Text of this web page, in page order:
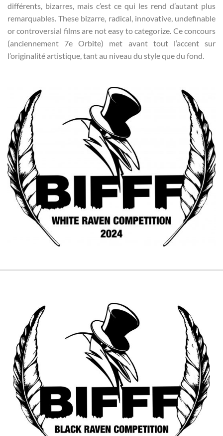
différents, bizarres, mais c’est ce qui les rend d’autant plus
remarquables. These bizarre, radical, innovative, undefinable
or controversial films are not easy to categorize. Ce concours
(anciennement 7e Orbite) met avant tout l’accent sur
l’originalité artistique, tant au niveau du style que du fond.